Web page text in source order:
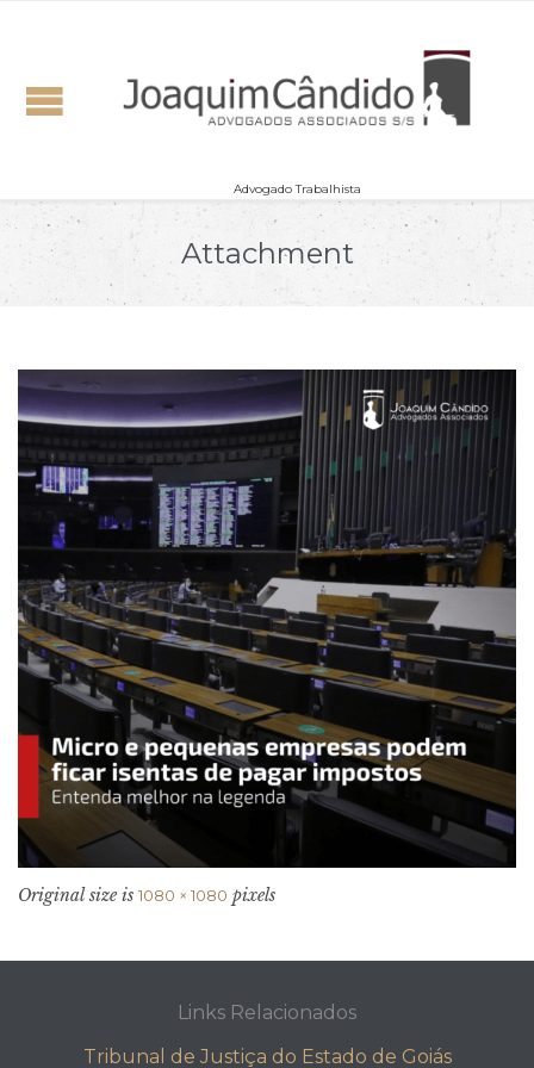
Advogado Trabalhista
Attachment
Original size is 1080 × 1080 pixels
Links Relacionados
Tribunal de Justiça do Estado de Goiás